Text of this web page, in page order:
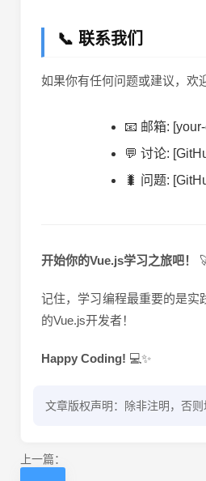
📞 联系我们
如果你有任何问题或建议，欢
📧 邮箱:
💬 讨论:
🐛 问题:
开始你的Vue.js学习之旅吧！
记住，学习编程最重要的是实
的Vue.js开发者！
Happy Coding! 💻✨
文章版权声明：除非注明，否则
上一篇：